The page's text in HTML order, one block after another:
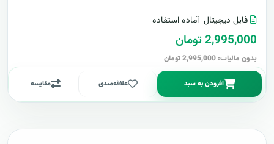
فایل دیجیتال آماده استفاده
2,995,000 تومان
بدون مالیات: 2,995,000 تومان
افزودن به سبد علاقه‌مندی مقایسه